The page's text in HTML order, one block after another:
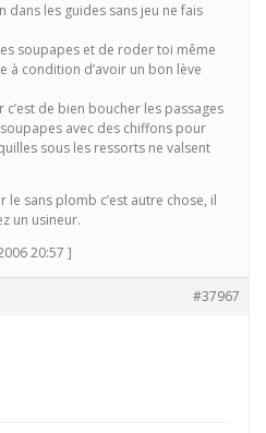
dans les guides sans jeu ne fais
soupapes et de roder toi même
à condition d’avoir un bon lève
de bien boucher les passages
avec des chiffons pour
sous les ressorts ne valsent
sans plomb c’est autre chose, il
un usineur.
20:57 ]
#37967